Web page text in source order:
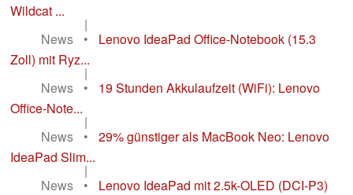
Wildcat ...
|
News
•
Lenovo IdeaPad Office-Notebook (15.3
Zoll) mit Ryz...
|
News
•
19 Stunden Akkulaufzeit (WiFi): Lenovo
Office-Note...
|
News
•
29% günstiger als MacBook Neo: Lenovo
IdeaPad Slim...
|
News
•
Lenovo IdeaPad mit 2.5k-OLED (DCI-P3)